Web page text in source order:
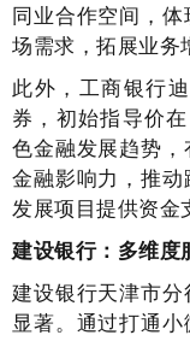
同业合作空间，
场需求，拓展业务
此外，工商银行
券，初始指导价
色金融发展趋势
金融影响力，推
发展项目提供资金
建设银行：多维度
建设银行天津市
显著。通过打通